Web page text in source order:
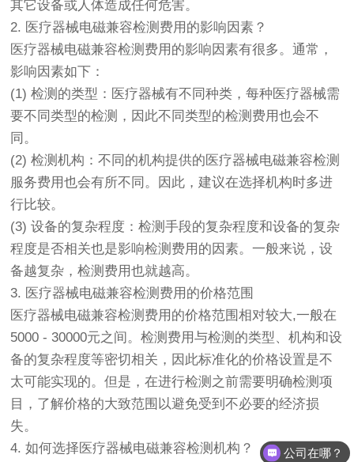
其它设备或人体造成任何危害。
2. 医疗器械电磁兼容检测费用的影响因素？
医疗器械电磁兼容检测费用的影响因素有很多。通常，
影响因素如下：
(1) 检测的类型：医疗器械有不同种类，每种医疗器械需
要不同类型的检测，因此不同类型的检测费用也会不
同。
(2) 检测机构：不同的机构提供的医疗器械电磁兼容检测
服务费用也会有所不同。因此，建议在选择机构时多进
行比较。
(3) 设备的复杂程度：检测手段的复杂程度和设备的复杂
程度是否相关也是影响检测费用的因素。一般来说，设
备越复杂，检测费用也就越高。
3. 医疗器械电磁兼容检测费用的价格范围
医疗器械电磁兼容检测费用的价格范围相对较大,一般在
5000 - 30000元之间。检测费用与检测的类型、机构和设
备的复杂程度等密切相关，因此标准化的价格设置是不
太可能实现的。但是，在进行检测之前需要明确检测项
目，了解价格的大致范围以避免受到不必要的经济损
失。
4. 如何选择医疗器械电磁兼容检测机构？
公司在哪？